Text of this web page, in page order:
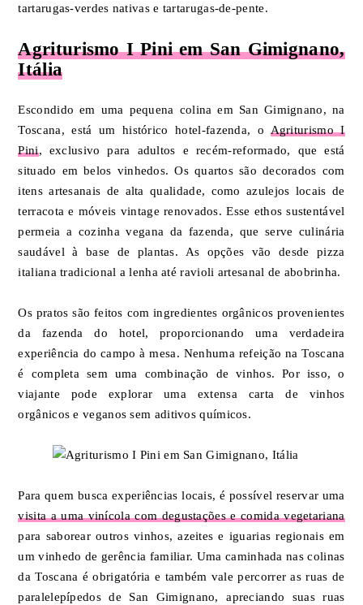
tartarugas-verdes nativas e tartarugas-de-pente.
Agriturismo I Pini em San Gimignano,
Itália
Escondido em uma pequena colina em San Gimignano, na
Toscana, está um histórico hotel-fazenda, o Agriturismo I
Pini, exclusivo para adultos e recém-reformado, que está
situado em belos vinhedos. Os quartos são decorados com
itens artesanais de alta qualidade, como azulejos locais de
terracota e móveis vintage renovados. Esse ethos sustentável
permeia a cozinha vegana da fazenda, que serve culinária
saudável à base de plantas. As opções vão desde pizza
italiana tradicional a lenha até ravioli artesanal de abobrinha.
Os pratos são feitos com ingredientes orgânicos provenientes
da fazenda do hotel, proporcionando uma verdadeira
experiência do campo à mesa. Nenhuma refeição na Toscana
é completa sem uma combinação de vinhos. Por isso, o
viajante pode explorar uma extensa carta de vinhos
orgânicos e veganos sem aditivos químicos.
Para quem busca experiências locais, é possível reservar uma
visita a uma vinícola com degustações e comida vegetariana
para saborear outros vinhos, azeites e iguarias regionais em
um vinhedo de gerência familiar. Uma caminhada nas colinas
da Toscana é obrigatória e também vale percorrer as ruas de
paralelepípedos de San Gimignano, apreciando suas ruas